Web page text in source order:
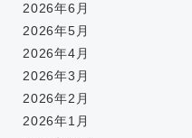
2026年6月
2026年5月
2026年4月
2026年3月
2026年2月
2026年1月